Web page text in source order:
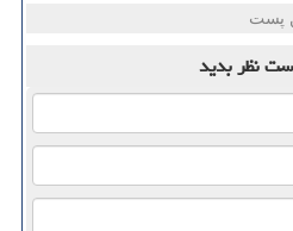
پست
نظر بدید